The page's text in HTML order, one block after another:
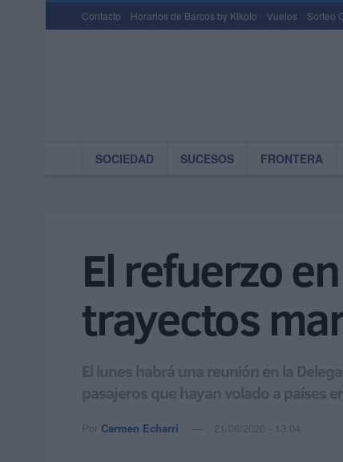
Contacto Horarios de Barcos by Kikoto Vuelos Sorteo
SOCIEDAD SUCESOS FRONTERA
El refuerzo
trayectos
El lunes habrá una reunión en la
pasajeros que hayan volado a países
Por Carmen Echarri 21/08/2020 - 13:04